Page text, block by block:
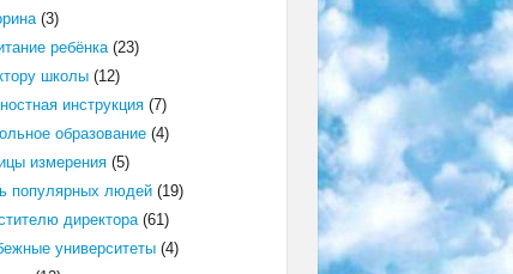
(3)
ребёнка(23)
школы(12)
инструкция(7)
образование(4)
измерения(5)
популярных людей(19)
директора(61)
университеты(4)